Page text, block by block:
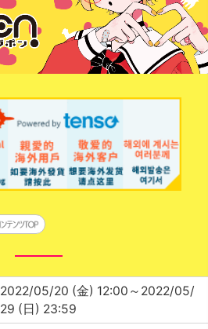
2022/05/20 (金) 12:00～2022/05/
29 (日) 23:59